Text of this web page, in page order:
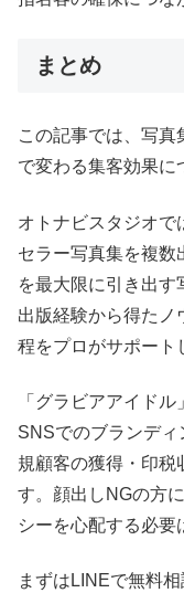
まとめ
この記事では、写真
で変わる集客効果に
オトナビスタジオで
セラー写真集を複数
を最大限に引き出
出版経験から得たノ
程をプロがサポート
「グラビアアイド
SNSでのブランデ
規顧客の獲得・印税
す。顔出しNGの方
シーを心配する必要
まずはLINEで無料